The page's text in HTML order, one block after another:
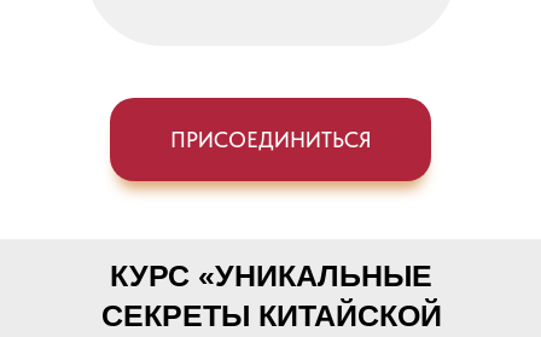
ПРИСОЕДИНИТЬСЯ
КУРС «УНИКАЛЬНЫЕ
СЕКРЕТЫ КИТАЙСКОЙ